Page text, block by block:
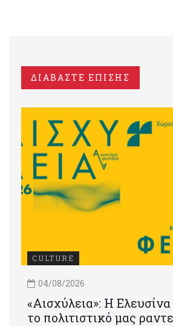
ΔΙΑΒΑΣΤΕ ΕΠΙΣΗΣ
CULTURE
04/08/2026
«Αισχύλεια»: Η
το πολιτιστικό μας